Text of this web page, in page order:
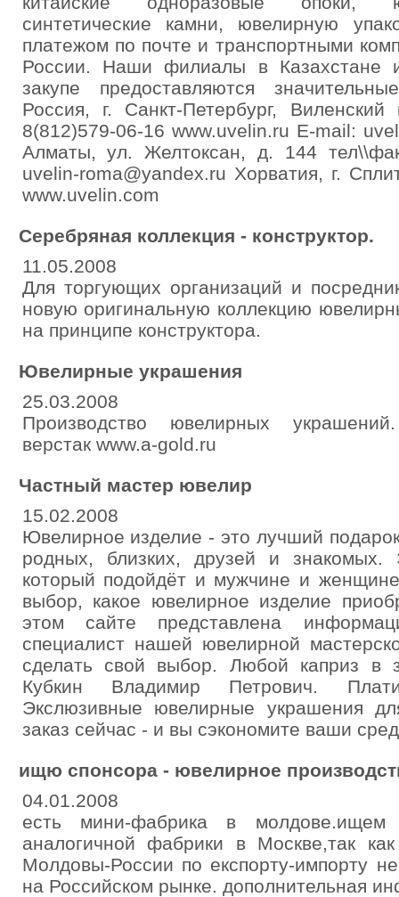
синтетические камни, ювелирную
платежом по почте и транспортными
России. Наши филиалы в Казахстане
закупе предоставляются
Россия, г. Санкт-Петербург,
8(812)579-06-16 www.uvelin.ru E-mail:
Алматы, ул. Желтоксан, д. 144
uvelin-roma@yandex.ru Хорватия, г.
www.uvelin.com
Серебряная коллекция - конструктор.
11.05.2008
Для торгующих организаций и
новую оригинальную коллекцию
на принципе конструктора.
Ювелирные украшения
25.03.2008
Производство ювелирных
верстак www.a-gold.ru
Частный мастер ювелир
15.02.2008
Ювелирное изделие - это лучший
родных, близких, друзей и знакомых.
который подойдёт и мужчине и
выбор, какое ювелирное изделие
этом сайте представлена
специалист нашей ювелирной
сделать свой выбор. Любой каприз в
Кубкин Владимир Петрович.
Экслюзивные ювелирные украшения
заказ сейчас - и вы сэкономите ваши
ищю спонсора - ювелирное
04.01.2008
есть мини-фабрика в молдове.ищем
аналогичной фабрики в Москве,так
Молдовы-России по експорту-импорту
на Российском рынке. дополнительная